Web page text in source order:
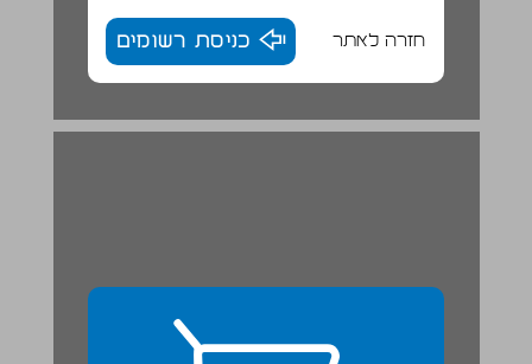
חזרה לאתר כניסת רשומים